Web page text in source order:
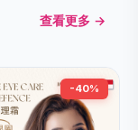
查看更多 →
-40%